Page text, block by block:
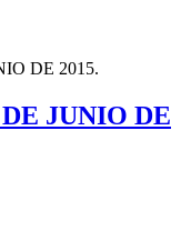
DE 2015.
JUNIO DE